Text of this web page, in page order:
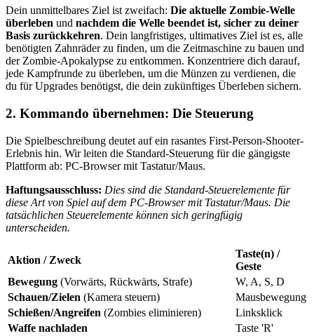
Dein unmittelbares Ziel ist zweifach: Die aktuelle Zombie-Welle
überleben und nachdem die Welle beendet ist, sicher zu deiner
Basis zurückkehren. Dein langfristiges, ultimatives Ziel ist es, alle
benötigten Zahnräder zu finden, um die Zeitmaschine zu bauen und
der Zombie-Apokalypse zu entkommen. Konzentriere dich darauf,
jede Kampfrunde zu überleben, um die Münzen zu verdienen, die
du für Upgrades benötigst, die dein zukünftiges Überleben sichern.
2. Kommando übernehmen: Die Steuerung
Die Spielbeschreibung deutet auf ein rasantes First-Person-Shooter-
Erlebnis hin. Wir leiten die Standard-Steuerung für die gängigste
Plattform ab: PC-Browser mit Tastatur/Maus.
Haftungsausschluss: Dies sind die Standard-Steuerelemente für
diese Art von Spiel auf dem PC-Browser mit Tastatur/Maus. Die
tatsächlichen Steuerelemente können sich geringfügig
unterscheiden.
Aktion / Zweck
Taste(n) /
Geste
Bewegung (Vorwärts, Rückwärts, Strafe)
W, A, S, D
Schauen/Zielen (Kamera steuern)
Mausbewegung
Schießen/Angreifen (Zombies eliminieren)
Linksklick
Waffe nachladen
Taste 'R'